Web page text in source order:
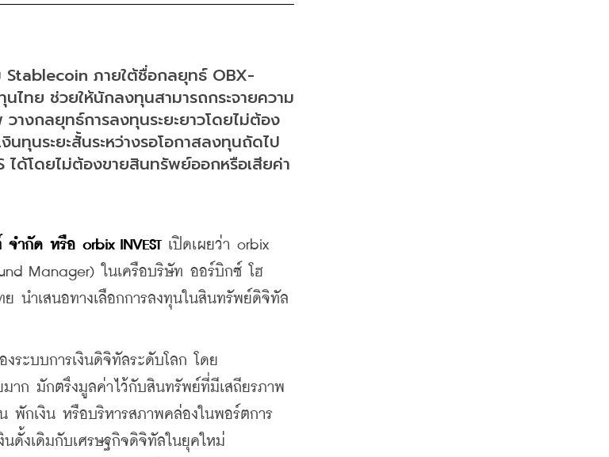
ภายใต้ชื่อกลยุทธ์ OBX-
ไทย ช่วยให้นักลงทุนสามารถกระจายความ
างกลยุทธ์การลงทุนระยะยาวโดยไม่ต้อง
นทุนระยะสั้นระหว่างรอโอกาสลงทุนถัดไป
ได้โดยไม่ต้องขายสินทรัพย์ออกหรือเสียค่า
ด หรือ orbix INVEST เปิดเผยว่า orbix
Manager) ในเครือบริษัท ออร์บิกซ์ โฮ
นำเสนอทางเลือกการลงทุนในสินทรัพย์ดิจิทัล
ะบบการเงินดิจิทัลระดับโลก โดย
ก มักตรึงมูลค่าไว้กับสินทรัพย์ที่มีเสถียรภาพ
พักเงิน หรือบริหารสภาพคล่องในพอร์ตการ
นดั้งเดิมกับเศรษฐกิจดิจิทัลในยุคใหม่